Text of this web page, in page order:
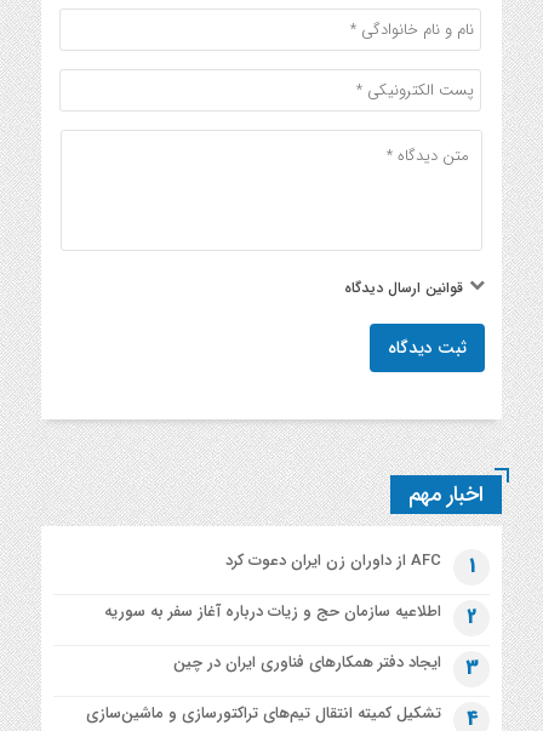
قوانین ارسال دیدگاه
ثبت دیدگاه
اخبار مهم
1 AFC از داوران زن ایران دعوت کرد
2 اطلاعیه‌ سازمان حج و زیات درباره آغاز سفر به سوریه
3 ایجاد دفتر همکارهای فناوری ایران در چین
4 تشکیل کمیته انتقال تیم‌های تراکتورسازی و ماشین‌سازی